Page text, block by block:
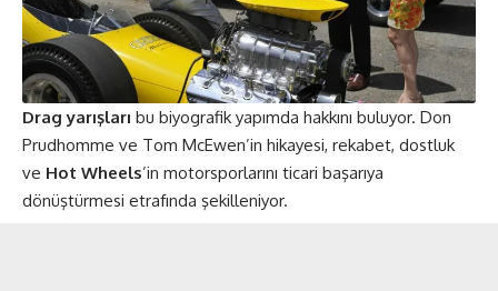
Drag yarışları bu biyografik yapımda hakkını buluyor. Don
Prudhomme ve Tom McEwen’in hikayesi, rekabet, dostluk
ve Hot Wheels’in motorsporlarını ticari başarıya
dönüştürmesi etrafında şekilleniyor.